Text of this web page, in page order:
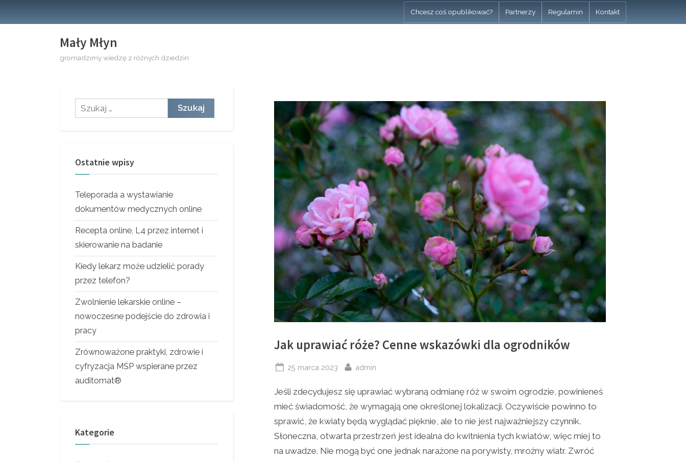
to
Chcesz coś opublikować? Partnerzy Regulamin Kontakt
Mały Młyn
gromadzimy wiedzę z różnych dziedzin
Jak uprawiać róże? Cenne wskazówki dla ogrodników
Posted
25 marca 2023 By
admin
Jeśli zdecydujesz się uprawiać wybraną odmianę róż w swoim ogrodzie, powinieneś
mieć świadomość, że wymagają one określonej lokalizacji. Oczywiście powinno to
sprawić, że kwiaty będą wyglądać pięknie, ale to nie jest najważniejszy czynnik.
Słoneczna, otwarta przestrzeń jest idealna do kwitnienia tych kwiatów, więc miej to
na uwadze. Nie mogą być one jednak narażone na porywisty, mroźny wiatr. Zwróć
Szukaj:
Ostatnie wpisy
Teleporada a wystawianie
dokumentów medycznych online
Recepta online, L4 przez internet i
skierowanie na badanie
Kiedy lekarz może udzielić porady
przez telefon?
Zwolnienie lekarskie online –
nowoczesne podejście do zdrowia i
pracy
Zrównoważone praktyki, zdrowie i
cyfryzacja MŚP wspierane przez
auditomat®
Kategorie